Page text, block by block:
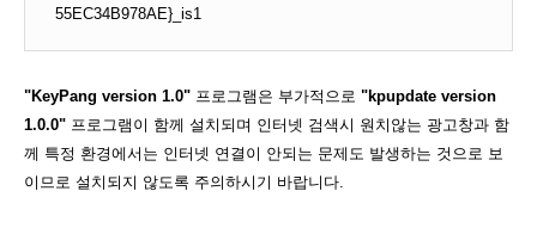
55EC34B978AE}_is1
"KeyPang version 1.0" 프로그램은 부가적으로 "kpupdate version
1.0.0" 프로그램이 함께 설치되며 인터넷 검색시 원치않는 광고창과 함
께 특정 환경에서는 인터넷 연결이 안되는 문제도 발생하는 것으로 보
이므로 설치되지 않도록 주의하시기 바랍니다.